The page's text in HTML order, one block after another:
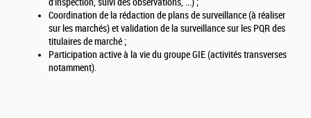
Coordination de la rédaction de plans de surveillance (à réaliser
sur les marchés) et validation de la surveillance sur les PQR des
titulaires de marché ;
Participation active à la vie du groupe GIE (activités transverses
notamment).